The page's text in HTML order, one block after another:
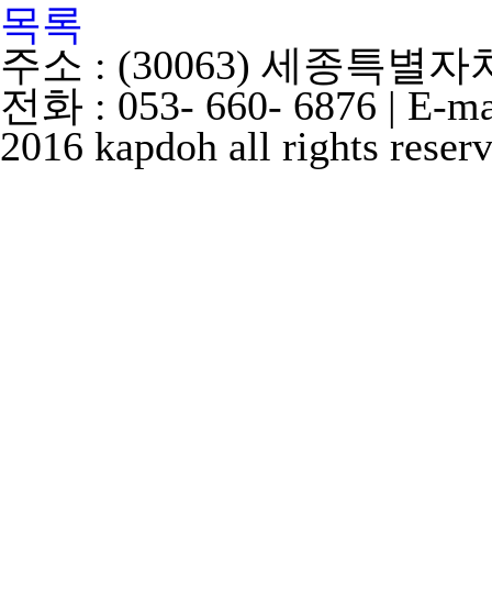
목록
주소 : (30063) 세종특별자
전화 : 053- 660- 6876 | E-
2016 kapdoh all rights